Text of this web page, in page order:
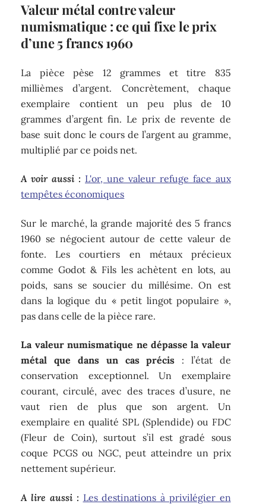
Valeur métal contre valeur
numismatique : ce qui fixe le prix
d’une 5 francs 1960
La pièce pèse 12 grammes et titre 835
millièmes d’argent. Concrètement, chaque
exemplaire contient un peu plus de 10
grammes d’argent fin. Le prix de revente de
base suit donc le cours de l’argent au gramme,
multiplié par ce poids net.
A voir aussi : L'or, une valeur refuge face aux
tempêtes économiques
Sur le marché, la grande majorité des 5 francs
1960 se négocient autour de cette valeur de
fonte. Les courtiers en métaux précieux
comme Godot & Fils les achètent en lots, au
poids, sans se soucier du millésime. On est
dans la logique du « petit lingot populaire »,
pas dans celle de la pièce rare.
La valeur numismatique ne dépasse la valeur
métal que dans un cas précis : l’état de
conservation exceptionnel. Un exemplaire
courant, circulé, avec des traces d’usure, ne
vaut rien de plus que son argent. Un
exemplaire en qualité SPL (Splendide) ou FDC
(Fleur de Coin), surtout s’il est gradé sous
coque PCGS ou NGC, peut atteindre un prix
nettement supérieur.
A lire aussi : Les destinations à privilégier en